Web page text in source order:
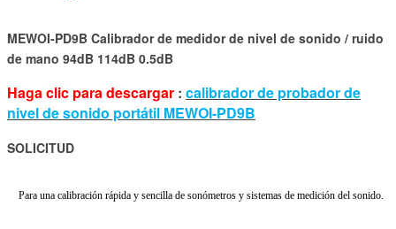
MEWOI-PD9B Calibrador de medidor de nivel de sonido / ruido
de mano 94dB 114dB 0.5dB
Haga clic para descargar : calibrador de probador de
nivel de sonido portátil MEWOI-PD9B
SOLICITUD
Para una calibración rápida y sencilla de sonómetros y sistemas de medición del sonido.